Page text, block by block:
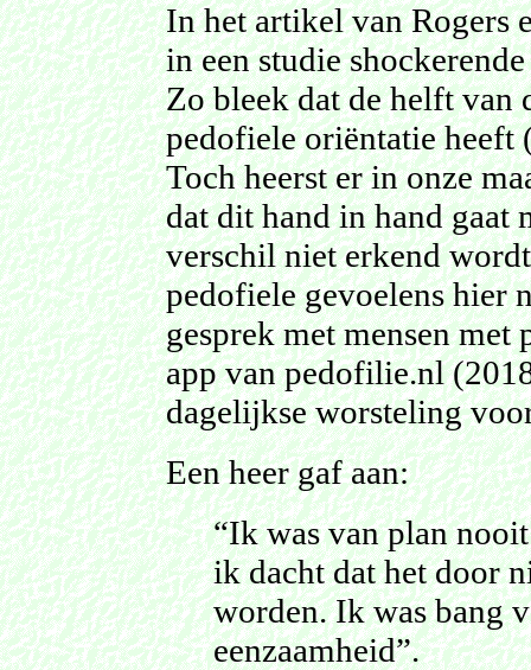
In het artikel van Rogers
in een studie
Zo bleek dat de helft van
pedofiele oriëntatie heeft
Toch heerst er in onze
dat dit hand in hand
verschil niet erkend
pedofiele gevoelens hier
gesprek met mensen met
app van pedofilie.nl
dagelijkse worsteling
Een heer gaf aan:
“Ik was van plan
ik dacht dat het door
worden. Ik was bang
eenzaamheid”.